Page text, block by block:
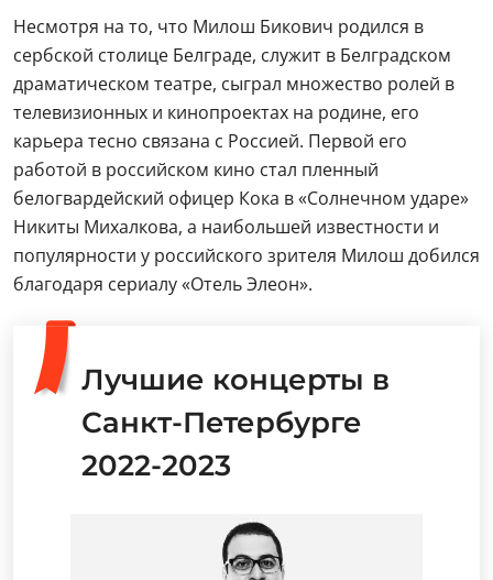
Несмотря на то, что Милош Бикович родился в
сербской столице Белграде, служит в Белградском
драматическом театре, сыграл множество ролей в
телевизионных и кинопроектах на родине, его
карьера тесно связана с Россией. Первой его
работой в российском кино стал пленный
белогвардейский офицер Кока в «Солнечном ударе»
Никиты Михалкова, а наибольшей известности и
популярности у российского зрителя Милош добился
благодаря сериалу «Отель Элеон».
Лучшие концерты в
Санкт-Петербурге
2022-2023